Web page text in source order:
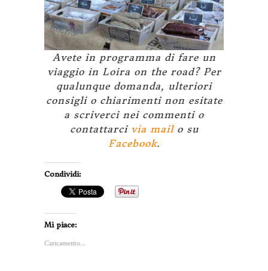
Avete in programma di fare un
viaggio in Loira on the road? Per
qualunque domanda, ulteriori
consigli o chiarimenti non esitate
a scriverci nei commenti o
contattarci via mail o su
Facebook.
Condividi:
Mi piace:
Caricamento...